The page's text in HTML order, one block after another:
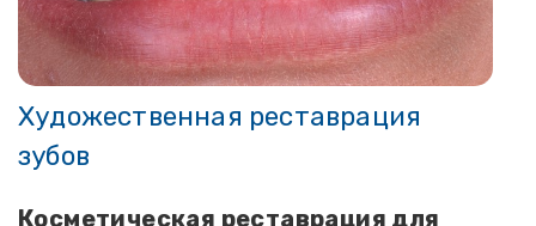
Художественная реставрация
зубов
Косметическая реставрация для